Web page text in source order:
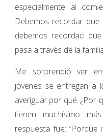
especialmente al
Debemos recordar
debemos recordad
pasa a través de la
Me sorprendió ver
jóvenes se entregan a
averiguar por qué. ¿Por
tienen muchísimo
respuesta fue: